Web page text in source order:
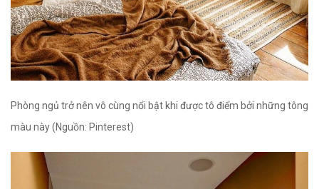
Phòng ngủ trở nên vô cùng nổi bật khi được tô điểm bởi những tông
màu này (Nguồn: Pinterest)